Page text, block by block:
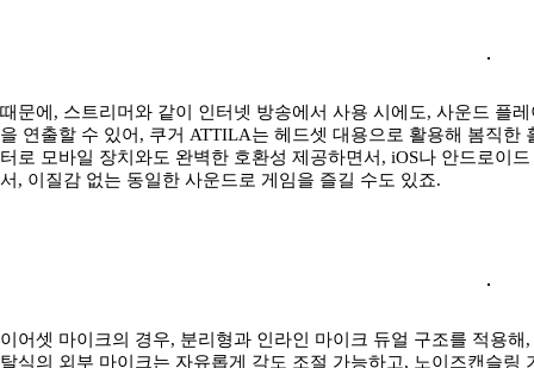
때문에, 스트리머와 같이 인터넷 방송에서 사용 시에도, 사운드 플
을 연출할 수 있어, 쿠거 ATTILA는 헤드셋 대용으로 활용해 봄직
터로 모바일 장치와도 완벽한 호환성 제공하면서, iOS나 안드로이
서, 이질감 없는 동일한 사운드로 게임을 즐길 수도 있죠.
이어셋 마이크의 경우, 분리형과 인라인 마이크 듀얼 구조를 적용
탈식의 외부 마이크는 자유롭게 각도 조절 가능하고, 노이즈캔슬